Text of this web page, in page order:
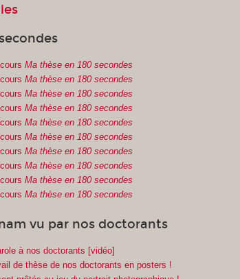
Ma thèse en 180 secondes
Ma thèse en 180 secondes
Ma thèse en 180 secondes
Ma thèse en 180 secondes
Ma thèse en 180 secondes
Ma thèse en 180 secondes
Ma thèse en 180 secondes
Ma thèse en 180 secondes
Ma thèse en 180 secondes
Ma thèse en 180 secondes
vu par nos doctorants
à nos doctorants [vidéo]
de thèse de nos doctorants en posters !